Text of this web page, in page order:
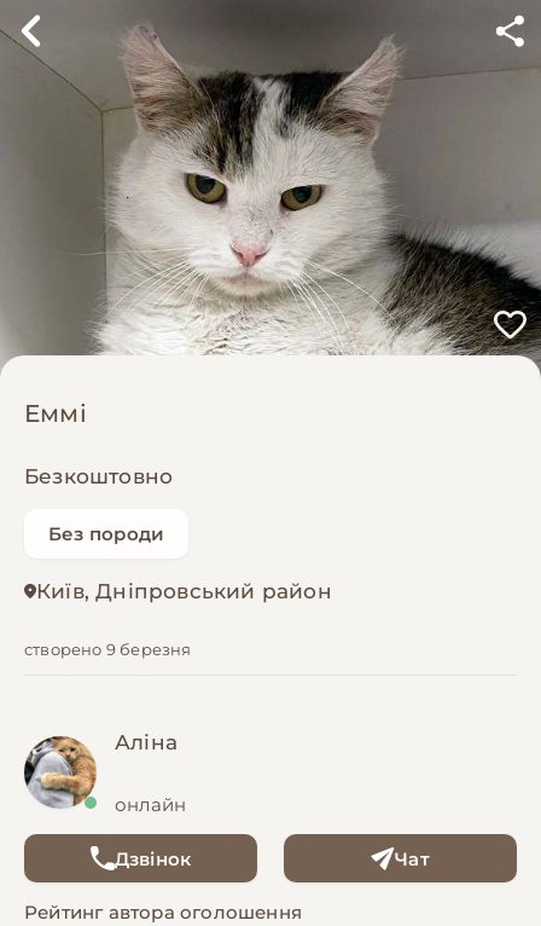
Еммі
Безкоштовно
Без породи
Київ, Дніпровський район
створено 9 березня
Аліна
онлайн
Дзвінок Чат
Рейтинг автора оголошення